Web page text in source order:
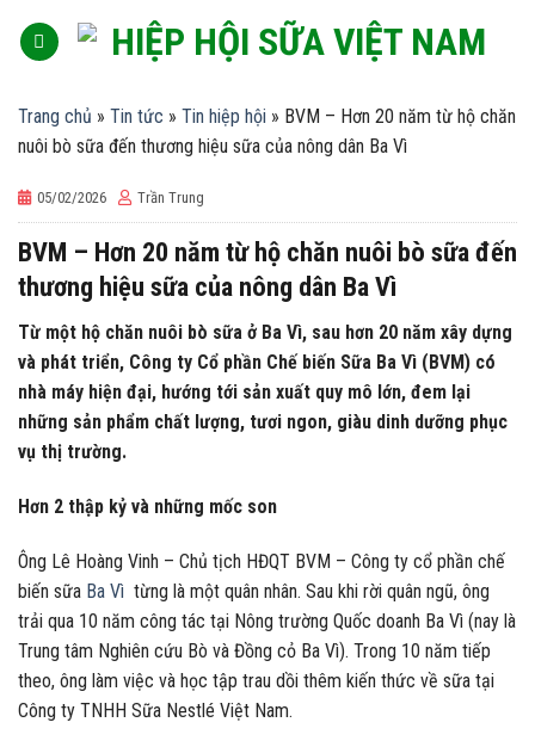
Trang chủ » Tin tức » Tin hiệp hội » BVM – Hơn 20 năm từ hộ chăn
nuôi bò sữa đến thương hiệu sữa của nông dân Ba Vì
05/02/2026 Trần Trung
BVM – Hơn 20 năm từ hộ chăn nuôi bò sữa đến
thương hiệu sữa của nông dân Ba Vì
Từ một hộ chăn nuôi bò sữa ở Ba Vì, sau hơn 20 năm xây dựng
và phát triển, Công ty Cổ phần Chế biến Sữa Ba Vì (BVM) có
nhà máy hiện đại, hướng tới sản xuất quy mô lớn, đem lại
những sản phẩm chất lượng, tươi ngon, giàu dinh dưỡng phục
vụ thị trường.
Hơn 2 thập kỷ và những mốc son
Ông Lê Hoàng Vinh – Chủ tịch HĐQT BVM – Công ty cổ phần chế
biến sữa Ba Vì từng là một quân nhân. Sau khi rời quân ngũ, ông
trải qua 10 năm công tác tại Nông trường Quốc doanh Ba Vì (nay là
Trung tâm Nghiên cứu Bò và Đồng cỏ Ba Vì). Trong 10 năm tiếp
theo, ông làm việc và học tập trau dồi thêm kiến thức về sữa tại
Công ty TNHH Sữa Nestlé Việt Nam.